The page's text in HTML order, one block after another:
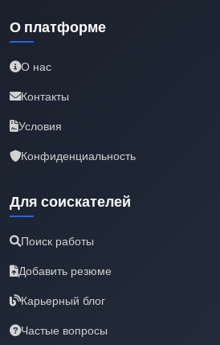
О платформе
О нас
Контакты
Условия
Конфиденциальность
Для соискателей
Поиск работы
Добавить резюме
Карьерный блог
Частые вопросы